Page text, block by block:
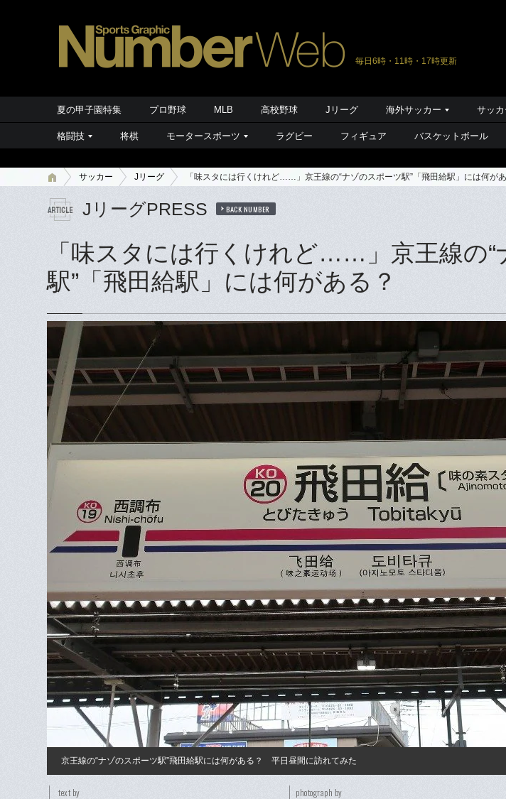
毎日6時・11時・17時更新
夏の甲子園特集 プロ野球 MLB 高校野球 Jリーグ 海外サッカー サッ
格闘技 将棋 モータースポーツ ラグビー フィギュア バスケットボール
サッカー Jリーグ 「味スタには行くけれど……」京王線の“ナゾのスポーツ駅”「飛田給駅」には何が
JリーグPRESS BACK NUMBER
「味スタには行くけれど……」京王線の“
駅”「飛田給駅」には何がある？
京王線の“ナゾのスポーツ駅”飛田給駅には何がある？ 平日昼間に訪れてみた
text by photograph by